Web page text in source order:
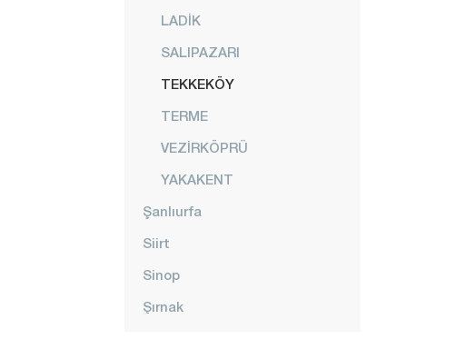
LADİK
SALIPAZARI
TEKKEKÖY
TERME
VEZİRKÖPRÜ
YAKAKENT
Şanlıurfa
Siirt
Sinop
Şırnak